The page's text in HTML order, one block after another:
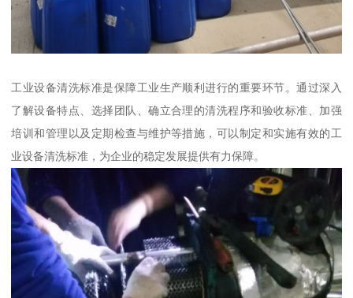
工业设备清洗标准是保障工业生产顺利进行的重要环节。通过深入
了解设备特点、选择团队、确立合理的清洗程序和验收标准、加强
培训和管理以及定期检查与维护等措施，可以制定和实施有效的工
业设备清洗标准，为企业的稳定发展提供有力保障。